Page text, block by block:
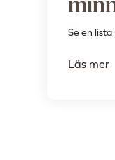
Se en
Läs mer